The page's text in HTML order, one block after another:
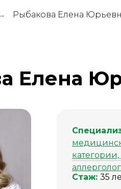
Рыбакова Елена
Елена
Стаж: 35
аллерголог